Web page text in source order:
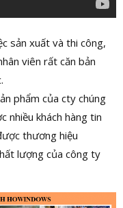
sản xuất và thi công,
viên rất căn bản
phẩm của cty chúng
khách hàng tin
thương hiệu
lượng của công ty